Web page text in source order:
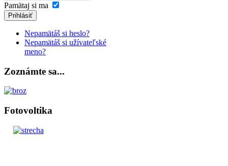
Pamätaj si ma
Prihlásiť
Nepamätáš si heslo?
Nepamätáš si užívateľské
meno?
Zoznámte sa...
Fotovoltika